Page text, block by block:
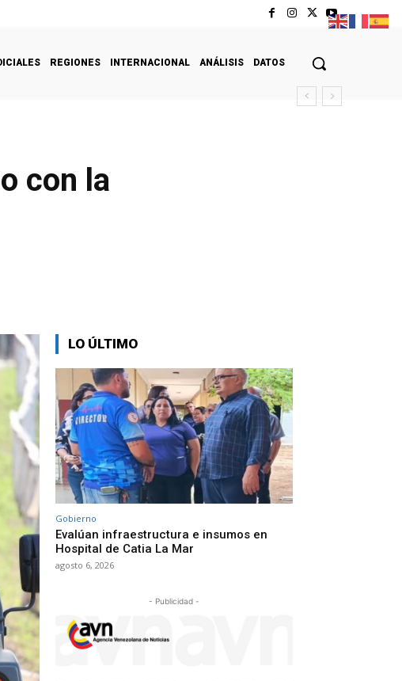
REGIONES INTERNACIONAL ANÁLISIS DATOS
con la
LO ÚLTIMO
Gobierno
Evalúan infraestructura e insumos en
Hospital de Catia La Mar
agosto 6, 2026
- Publicidad -